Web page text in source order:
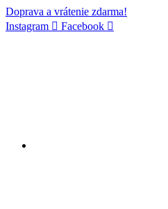
Doprava a vrátenie zdarma!
Instagram
Facebook